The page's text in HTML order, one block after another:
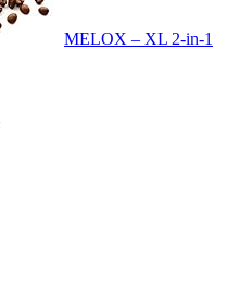
MELOX – XL 2-in-1